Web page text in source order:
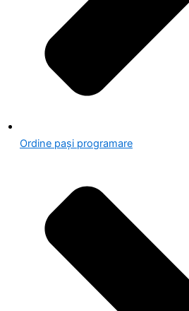
Ordine pași programare